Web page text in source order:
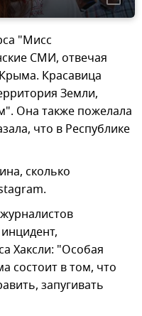
"Мисс
СМИ, отвечая
Красавица
Земли,
Она также пожелала
что в Республике
сколько
Хаксли: "Особая
состоит в том, что
запугивать